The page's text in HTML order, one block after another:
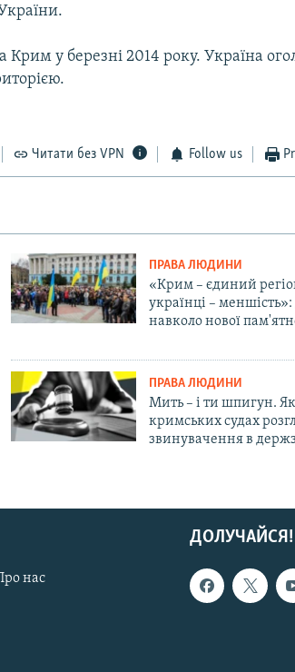
Крим у березні 2014 року. Україна
Читати без VPN Follow us
ПРАВА ЛЮДИНИ
«Крим – єдиний
українці – меншість»:
навколо нової
ПРАВА ЛЮДИНИ
Мить – і ти шпигун.
кримських судах
звинувачення в
ДОЛУЧАЙСЯ!
нас